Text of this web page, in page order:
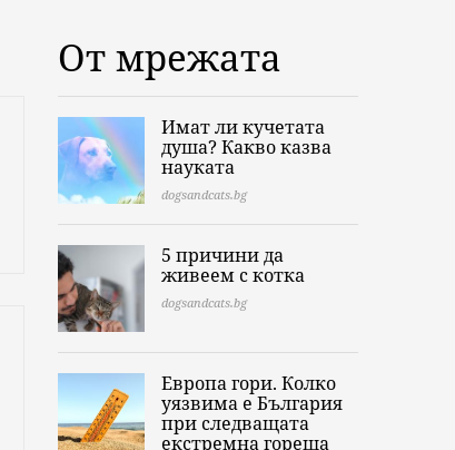
От мрежата
Имат ли кучетата
душа? Какво казва
науката
dogsandcats.bg
5 причини да
живеем с котка
dogsandcats.bg
Европа гори. Колко
уязвима е България
при следващата
екстремна гореща